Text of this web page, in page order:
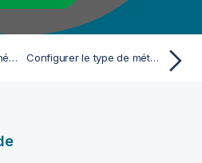
Configurer les métadonnées JSON pour un fichier de sortie Configurer le type de métadonnées et charger le fichier JSON modèle